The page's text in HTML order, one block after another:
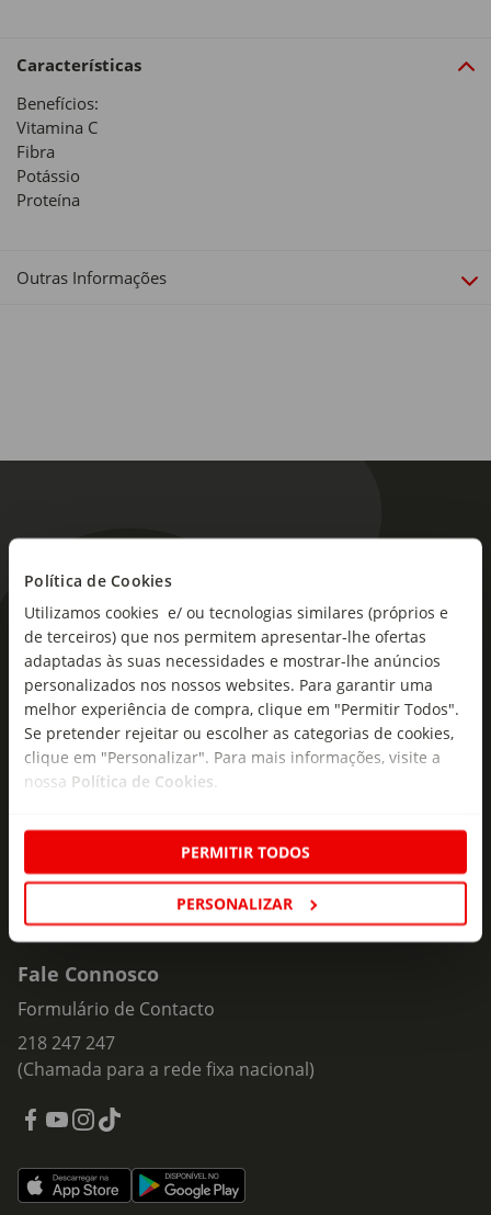
Política de Cookies
Utilizamos cookies e/ ou tecnologias similares (próprios e
de terceiros) que nos permitem apresentar-lhe ofertas
adaptadas às suas necessidades e mostrar-lhe anúncios
personalizados nos nossos websites. Para garantir uma
melhor experiência de compra, clique em "Permitir Todos".
Se pretender rejeitar ou escolher as categorias de cookies,
clique em "Personalizar". Para mais informações, visite a
nossa Política de Cookies.
PERMITIR TODOS
PERSONALIZAR
Características
Benefícios:
Vitamina C
Fibra
Potássio
Proteína
Outras Informações
As novidades mais frescas no
seu e-mail!
Subscreva e descubra campanhas exclusivas,
ofertas e novidades para si.
Insira o seu e-
Fale Connosco
Formulário de Contacto
218 247 247
(Chamada para a rede fixa nacional)